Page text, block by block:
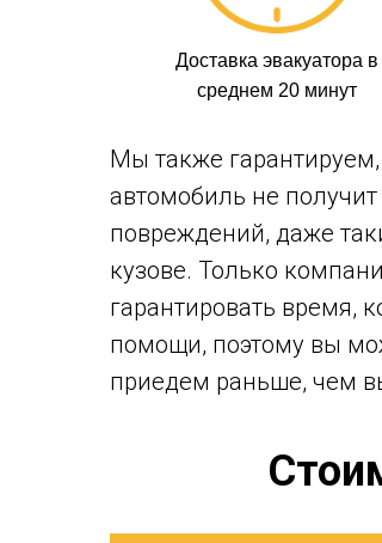
Доставка эвакуатора в
среднем 20 минут
Мы также
автомобиль не
повреждений, даже
кузове. Только
гарантировать время,
помощи, поэтому вы
приедем раньше, чем